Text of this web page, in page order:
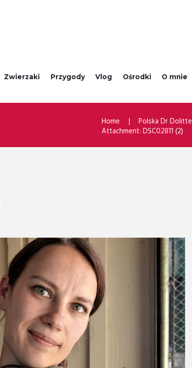
Zwierzaki Przygody Vlog Ośrodki O mnie
Home Polska Dr Dolitte
Attachment: DSC02811 (2)